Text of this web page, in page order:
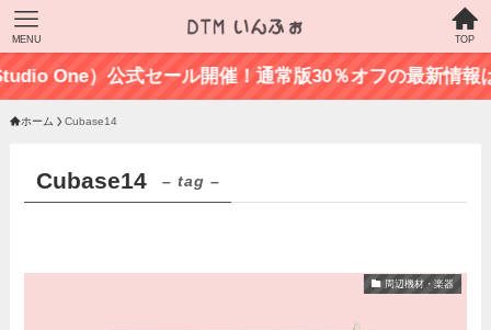
TOP
MENU
）公式セール開催！通常版30％オフの最新情報はこ
ホーム Cubase14
Cubase14 – tag –
周辺機材・楽器